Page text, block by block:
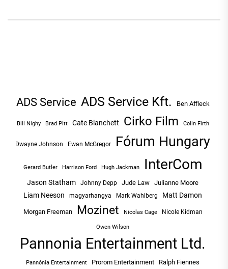
ADS Service ADS Service Kft. Ben Affleck
Bill Nighy Brad Pitt Cate Blanchett Cirko Film Colin Firth
Dwayne Johnson Ewan McGregor Fórum Hungary
Gerard Butler Harrison Ford Hugh Jackman InterCom
Jason Statham Johnny Depp Jude Law Julianne Moore
Liam Neeson magyarhangya Mark Wahlberg Matt Damon
Morgan Freeman Mozinet Nicolas Cage Nicole Kidman
Owen Wilson
Pannonia Entertainment Ltd.
Pannónia Entertainment Prorom Entertainment Ralph Fiennes